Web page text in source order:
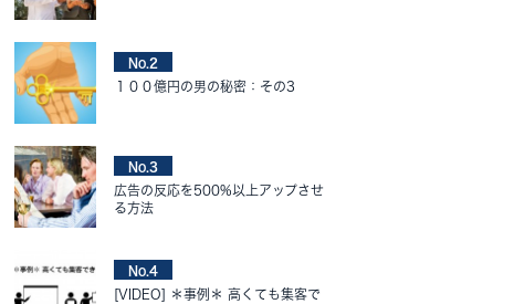
No.2
１００億円の男の秘密：その3
No.3
広告の反応を500%以上アップさせ
る方法
No.4
[VIDEO] ＊事例＊ 高くても集客で